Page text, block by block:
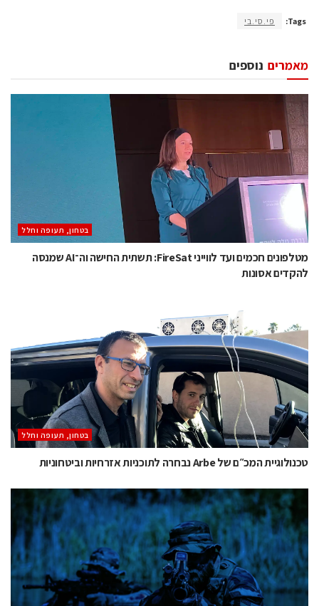
Tags: פי.סי.בי
נוספים מאמרים
בטחון, תעופה וחלל
מטלפונים חכמים ועד לווייני FireSat: תשתית החישה וה־AI שמנסה
להקדים אסונות
בטחון, תעופה וחלל
טכנולוגיית המכ״ם של Arbe נבחרה לתוכניות אזרחיות וביטחוניות